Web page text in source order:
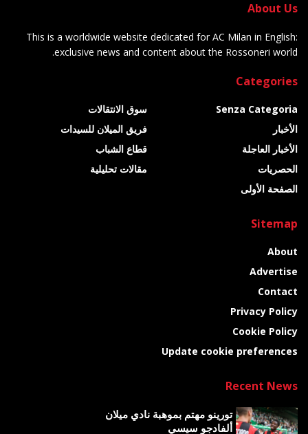
About Us
This is a worldwide website dedicated for AC Milan in English:
exclusive news and content about the Rossoneri world.
Categories
Senza Categoria
الأخبار
الأخبار العاجلة
الحصريات
الصفحة الأولى
سوق الانتقالات
فريق الميلان للسيدات
قطاع الشباب
مقالات تحليلية
Sitemap
About
Advertise
Contact
Privacy Policy
Cookie Policy
Update cookie preferences
Recent News
تورينو مهتم بموهبة نادي ميلان
ألفادجو سيسي